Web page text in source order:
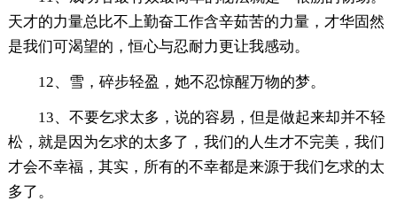
天才的力量总比不上勤奋工作含辛茹苦的力量，才华固然
是我们可渴望的，恒心与忍耐力更让我感动。
12、雪，碎步轻盈，她不忍惊醒万物的梦。
13、不要乞求太多，说的容易，但是做起来却并不轻
松，就是因为乞求的太多了，我们的人生才不完美，我们
才会不幸福，其实，所有的不幸都是来源于我们乞求的太
多了。